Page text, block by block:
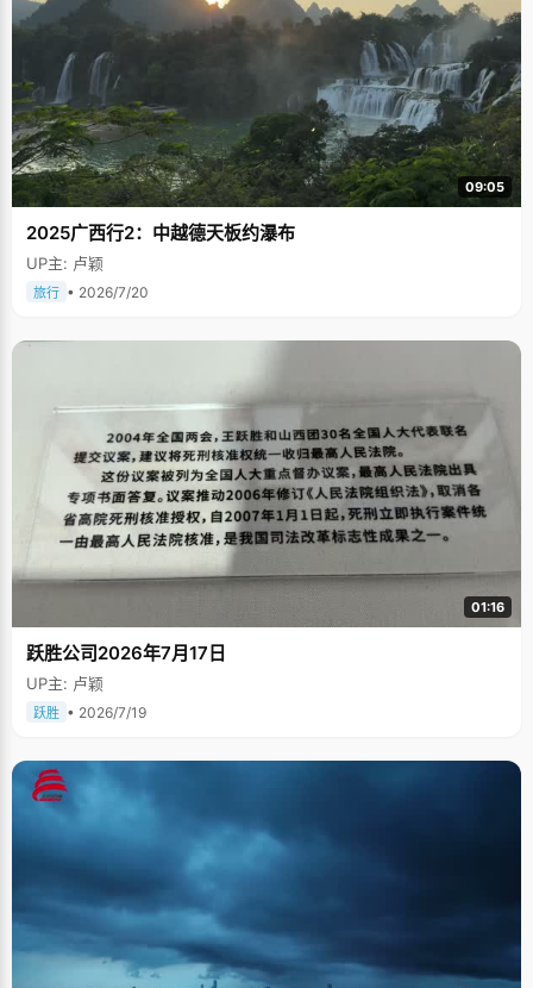
09:05
2025广西行2：中越德天板约瀑布
UP主: 卢颖
旅行 • 2026/7/20
01:16
跃胜公司2026年7月17日
UP主: 卢颖
跃胜 • 2026/7/19